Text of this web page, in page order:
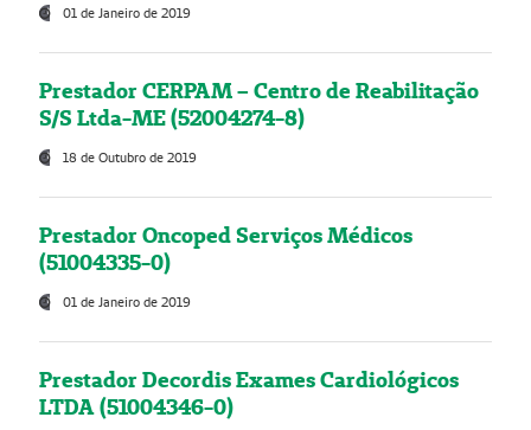
01 de Janeiro de 2019
Prestador CERPAM – Centro de Reabilitação
S/S Ltda-ME (52004274-8)
18 de Outubro de 2019
Prestador Oncoped Serviços Médicos
(51004335-0)
01 de Janeiro de 2019
Prestador Decordis Exames Cardiológicos
LTDA (51004346-0)